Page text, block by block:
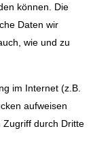
können. Die
Daten wir
wie und zu
im Internet (z.B.
aufweisen
Zugriff durch Dritte